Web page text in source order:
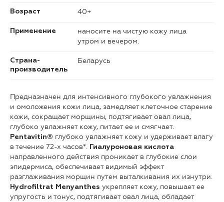
Возраст 40+
Применение
наносите на чистую кожу лица
утром и вечером.
Страна-
производитель
Беларусь
Предназначен для интенсивного глубокого увлажнения
и омоложения кожи лица, замедляет клеточное старение
кожи, сокращает морщины, подтягивает овал лица,
глубоко увлажняет кожу, питает ее и смягчает.
Pentavitin® глубоко увлажняет кожу и удерживает влагу
в течение 72-х часов*. Гиалуроновая кислота
направленного действия проникает в глубокие слои
эпидермиса, обеспечивает видимый эффект
разглаживания морщин путем выталкивания их изнутри.
Hydrofiltrat Menyanthes укрепляет кожу, повышает ее
упругость и тонус, подтягивает овал лица, обладает